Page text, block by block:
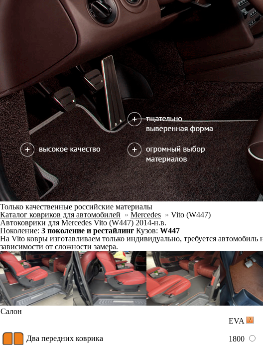
Два передних коврика 1800
В корзину
Перемычка между передними ковриками 350
В корзину
Ковры салона
Второй, третий ряд и багажник для Компактного кузова
6650
Ковры салона
Второй, третий ряд и багажник для Длинного кузова
В корзину
Ковры салона
Второй, третий ряд и багажник для Сверхдлинного кузова
7900
В корзину